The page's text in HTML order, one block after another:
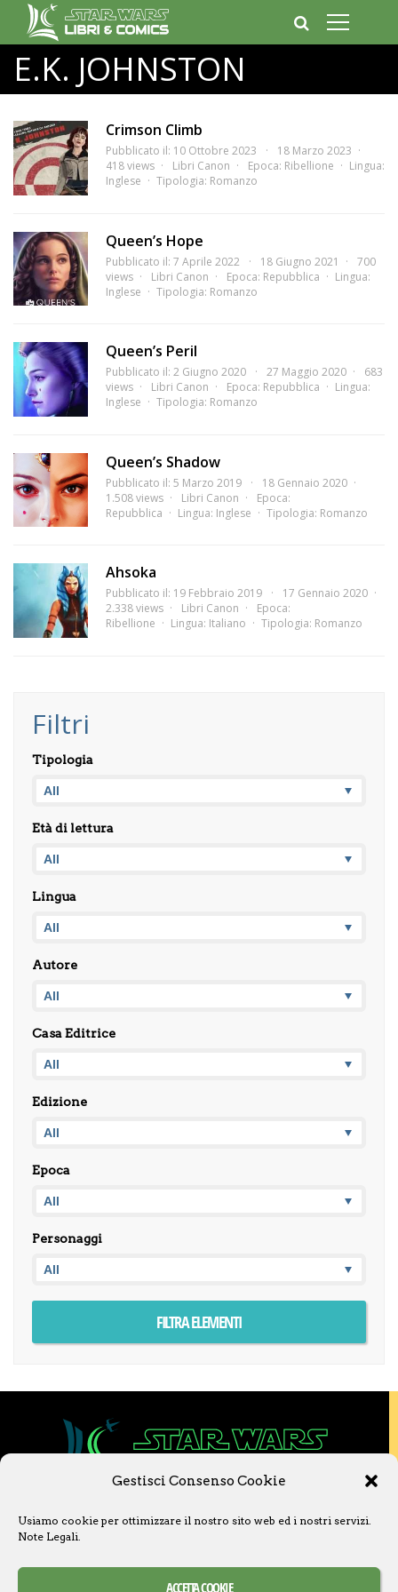
Gestisci Consenso Cookie
Usiamo cookie per ottimizzare il nostro sito web ed i nostri servizi.
Note Legali.
ACCETTA COOKIE
E.K. JOHNSTON
Crimson Climb
Pubblicato il: 10 Ottobre 2023
18 Marzo 2023
418 views
Libri Canon Epoca: Ribellione
Lingua:
Inglese
Tipologia: Romanzo
Queen’s Hope
Pubblicato il: 7 Aprile 2022 18 Giugno 2021
700
views
Libri Canon Epoca: Repubblica
Lingua:
Inglese
Tipologia: Romanzo
Queen’s Peril
Pubblicato il: 2 Giugno 2020 27 Maggio 2020
683
views
Libri Canon Epoca: Repubblica
Lingua:
Inglese
Tipologia: Romanzo
Queen’s Shadow
Pubblicato il: 5 Marzo 2019
18 Gennaio 2020
1.508 views
Libri Canon
Epoca:
Repubblica
Lingua: Inglese Tipologia: Romanzo
Ahsoka
Pubblicato il: 19 Febbraio 2019
17 Gennaio 2020
2.338 views
Libri Canon
Epoca:
Ribellione
Lingua: Italiano Tipologia: Romanzo
Filtri
Tipologia
Età di lettura
Lingua
Autore
Casa Editrice
Edizione
Epoca
Personaggi
Questo sito non è collegato a Lucasfilm LTD o
a The Walt Disney Company o ad altre
Ogni nome, titolo, immagine o qualsiasi altra